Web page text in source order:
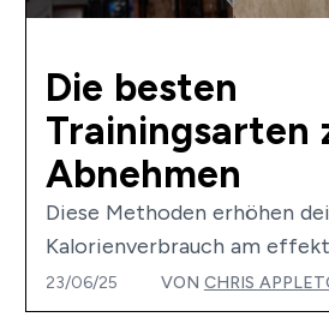
Die besten
Trainingsarten
Abnehmen
Diese Methoden erhöhen
Kalorienverbrauch am
23/06/25 VON CHRIS